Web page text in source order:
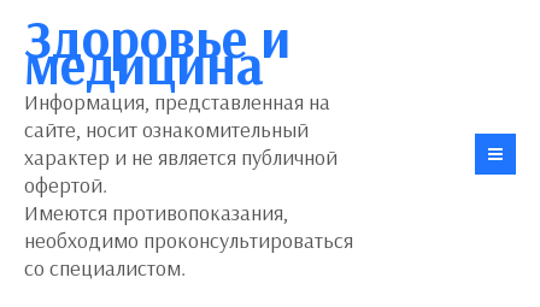
Здоровье и
медицина
Информация, представленная на
сайте, носит ознакомительный
характер и не является публичной
офертой.
Имеются противопоказания,
необходимо проконсультироваться
со специалистом.